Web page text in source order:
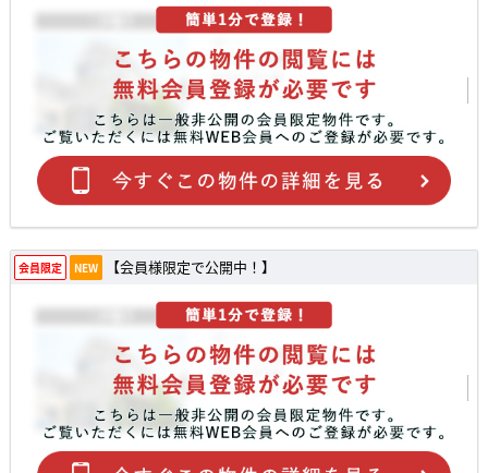
会員限定 NEW 【会員様限定で公開中！】